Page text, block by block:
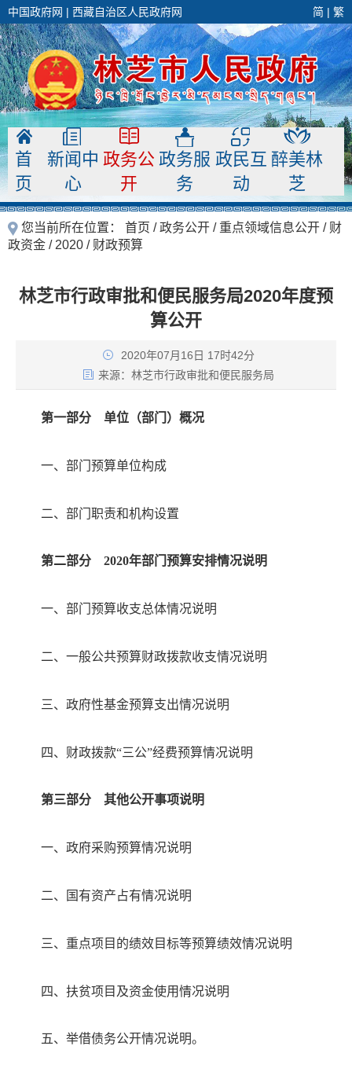
中国政府网 | 西藏自治区人民政府网 简 | 繁
首
页
新闻中
心
政务公
开
政务服
务
政民互
动
醉美林
芝
您当前所在位置： 首页 /政务公开 / 重点领域信息公开 / 财
政资金 / 2020 / 财政预算
林芝市行政审批和便民服务局2020年度预
算公开
2020年07月16日 17时42分
来源： 林芝市行政审批和便民服务局
第一部分 单位（部门）概况
一、部门预算单位构成
二、部门职责和机构设置
第二部分 2020年部门预算安排情况说明
一、部门预算收支总体情况说明
二、一般公共预算财政拨款收支情况说明
三、政府性基金预算支出情况说明
四、财政拨款“三公”经费预算情况说明
第三部分 其他公开事项说明
一、政府采购预算情况说明
二、国有资产占有情况说明
三、 重点项目的绩效目标等预算绩效情况说明
四、扶贫项目及资金使用情况说明
五、举借债务公开情况说明。